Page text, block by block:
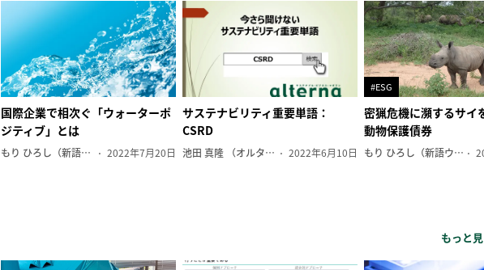
国際企業で相次ぐ「ウォーターポ
ジティブ」とは
もり ひろし（新語ウォッチャー） 2022年7月20日
サステナビリティ重要単語：
CSRD
池田 真隆 （オルタナ輪番編集長） 2022年6月10日
#ESG
密猟危機に瀕するサイ
動物保護債券
もり ひろし（新語ウォッチャー）
もっと